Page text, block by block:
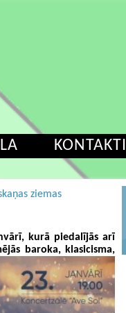
KONTAKTI
ziemas
kurā piedalījās arī
baroka, klasicisma,